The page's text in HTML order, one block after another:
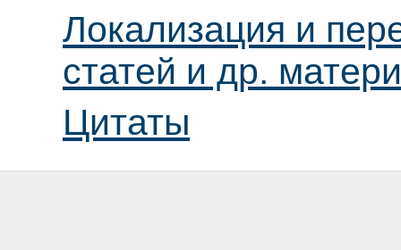
Локализация и
статей и др.
Цитаты